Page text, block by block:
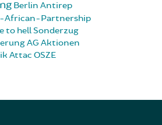
Berlin Antirep
African-Partnership
to hellSonderzug
AG Aktionen
Attac OSZE